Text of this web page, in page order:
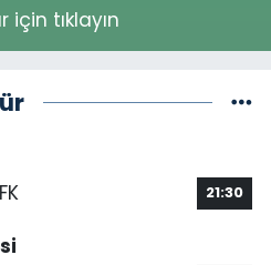
için tıklayın
21:30